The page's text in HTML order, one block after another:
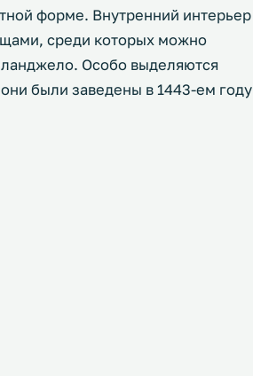
форме. Внутренний интерьер
среди которых можно
Особо выделяются
были заведены в 1443-ем году